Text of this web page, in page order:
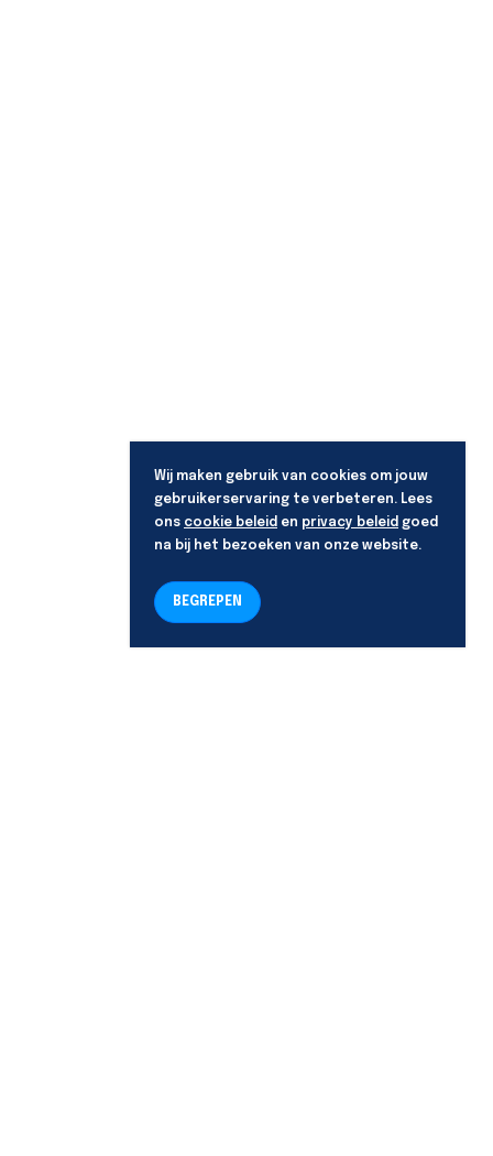
Wij maken gebruik van cookies om jouw
gebruikerservaring te verbeteren. Lees
ons cookie beleid en privacy beleid goed
na bij het bezoeken van onze website.
BEGREPEN